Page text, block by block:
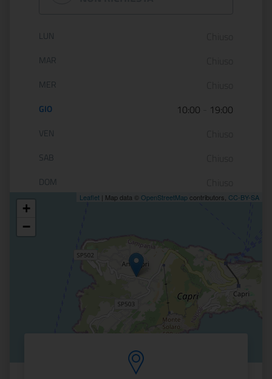
Orario di apertura:
LUN
MAR
MER
GIO 10:00 19:00
VEN
SAB
DOM
Posizione
+
−
Leaflet | Map data © OpenStreetMapcontributors, CC-BY-SA